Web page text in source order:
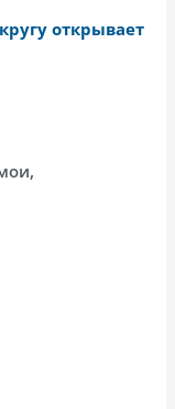
открывает